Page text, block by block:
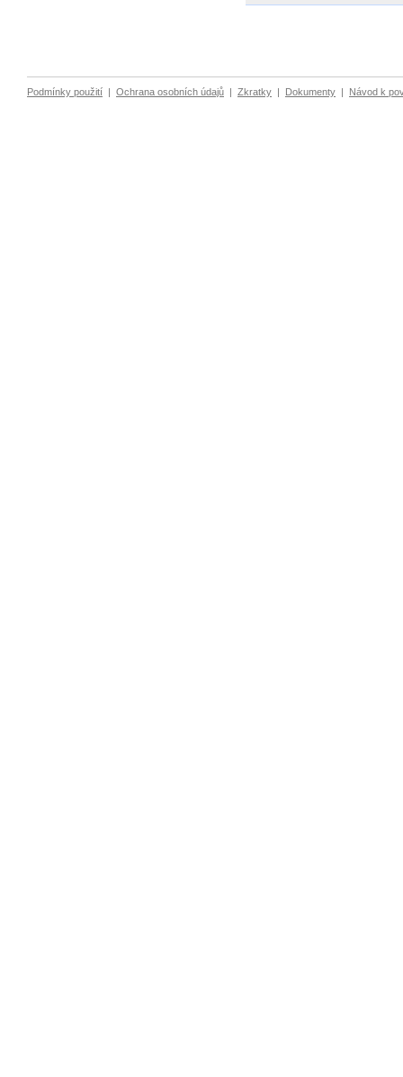
Podmínky použití | Ochrana osobních údajů | Zkratky | Dokumenty | Návod k